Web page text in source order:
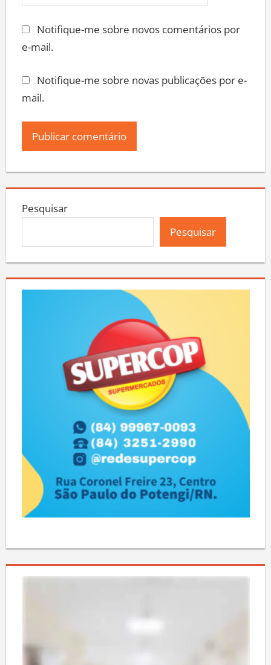
Notifique-me sobre novos comentários por
e-mail.
Notifique-me sobre novas publicações por e-
mail.
Pesquisar
Pesquisar